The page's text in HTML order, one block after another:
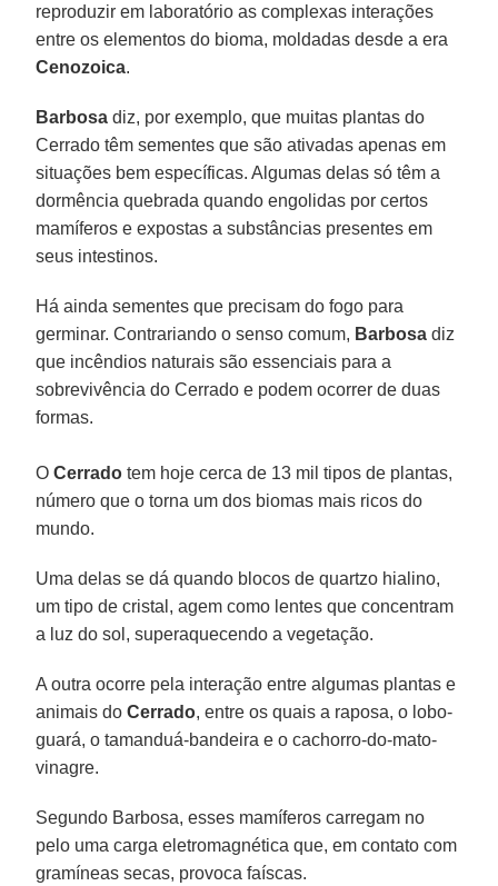
reproduzir em laboratório as complexas interações
entre os elementos do bioma, moldadas desde a era
Cenozoica.
Barbosa diz, por exemplo, que muitas plantas do
Cerrado têm sementes que são ativadas apenas em
situações bem específicas. Algumas delas só têm a
dormência quebrada quando engolidas por certos
mamíferos e expostas a substâncias presentes em
seus intestinos.
Há ainda sementes que precisam do fogo para
germinar. Contrariando o senso comum, Barbosa diz
que incêndios naturais são essenciais para a
sobrevivência do Cerrado e podem ocorrer de duas
formas.
OCerrado tem hoje cerca de 13 mil tipos de plantas,
número que o torna um dos biomas mais ricos do
mundo.
Uma delas se dá quando blocos de quartzo hialino,
um tipo de cristal, agem como lentes que concentram
a luz do sol, superaquecendo a vegetação.
A outra ocorre pela interação entre algumas plantas e
animais doCerrado, entre os quais a raposa, o lobo-
guará, o tamanduá-bandeira e o cachorro-do-mato-
vinagre.
Segundo Barbosa, esses mamíferos carregam no
pelo uma carga eletromagnética que, em contato com
gramíneas secas, provoca faíscas.